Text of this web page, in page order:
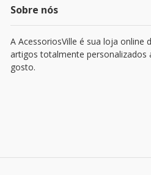
Sobre nós
A AcessoriosVille é sua loja online
artigos totalmente personalizados
gosto.